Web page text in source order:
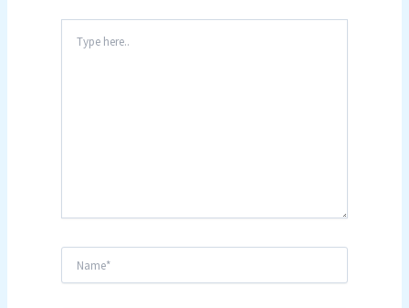
here..